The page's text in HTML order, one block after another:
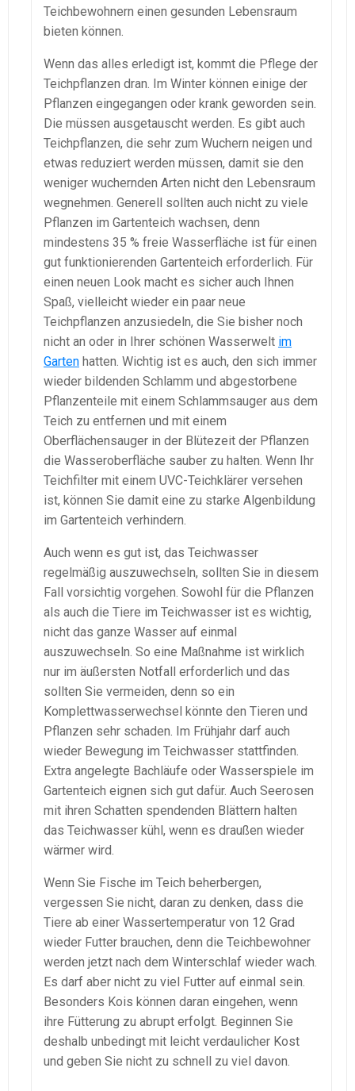
Teichbewohnern einen gesunden Lebensraum
bieten können.
Wenn das alles erledigt ist, kommt die Pflege der
Teichpflanzen dran. Im Winter können einige der
Pflanzen eingegangen oder krank geworden sein.
Die müssen ausgetauscht werden. Es gibt auch
Teichpflanzen, die sehr zum Wuchern neigen und
etwas reduziert werden müssen, damit sie den
weniger wuchernden Arten nicht den Lebensraum
wegnehmen. Generell sollten auch nicht zu viele
Pflanzen im Gartenteich wachsen, denn
mindestens 35 % freie Wasserfläche ist für einen
gut funktionierenden Gartenteich erforderlich. Für
einen neuen Look macht es sicher auch Ihnen
Spaß, vielleicht wieder ein paar neue
Teichpflanzen anzusiedeln, die Sie bisher noch
nicht an oder in Ihrer schönen Wasserwelt im
Garten hatten. Wichtig ist es auch, den sich immer
wieder bildenden Schlamm und abgestorbene
Pflanzenteile mit einem Schlammsauger aus dem
Teich zu entfernen und mit einem
Oberflächensauger in der Blütezeit der Pflanzen
die Wasseroberfläche sauber zu halten. Wenn Ihr
Teichfilter mit einem UVC-Teichklärer versehen
ist, können Sie damit eine zu starke Algenbildung
im Gartenteich verhindern.
Auch wenn es gut ist, das Teichwasser
regelmäßig auszuwechseln, sollten Sie in diesem
Fall vorsichtig vorgehen. Sowohl für die Pflanzen
als auch die Tiere im Teichwasser ist es wichtig,
nicht das ganze Wasser auf einmal
auszuwechseln. So eine Maßnahme ist wirklich
nur im äußersten Notfall erforderlich und das
sollten Sie vermeiden, denn so ein
Komplettwasserwechsel könnte den Tieren und
Pflanzen sehr schaden. Im Frühjahr darf auch
wieder Bewegung im Teichwasser stattfinden.
Extra angelegte Bachläufe oder Wasserspiele im
Gartenteich eignen sich gut dafür. Auch Seerosen
mit ihren Schatten spendenden Blättern halten
das Teichwasser kühl, wenn es draußen wieder
wärmer wird.
Wenn Sie Fische im Teich beherbergen,
vergessen Sie nicht, daran zu denken, dass die
Tiere ab einer Wassertemperatur von 12 Grad
wieder Futter brauchen, denn die Teichbewohner
werden jetzt nach dem Winterschlaf wieder wach.
Es darf aber nicht zu viel Futter auf einmal sein.
Besonders Kois können daran eingehen, wenn
ihre Fütterung zu abrupt erfolgt. Beginnen Sie
deshalb unbedingt mit leicht verdaulicher Kost
und geben Sie nicht zu schnell zu viel davon.